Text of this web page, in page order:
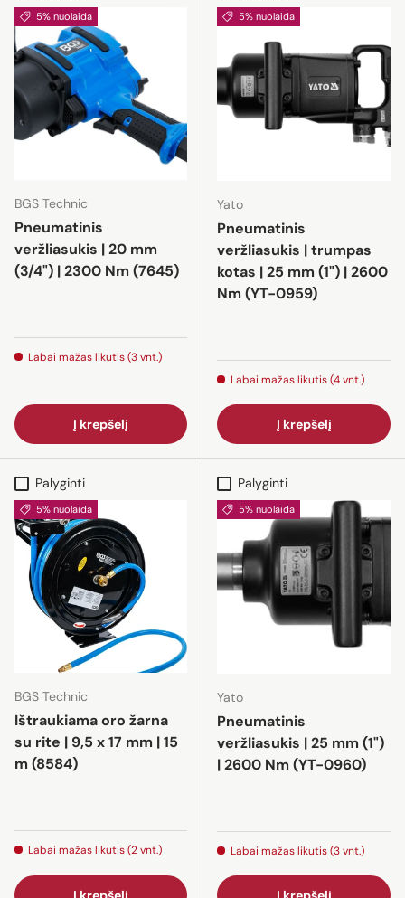
5% nuolaida
BGS Technic
Pneumatinis
veržliasukis | 20 mm
(3/4") | 2300 Nm (7645)
Labai mažas likutis (3 vnt.)
Į krepšelį
5% nuolaida
Yato
Pneumatinis
veržliasukis | trumpas
kotas | 25 mm (1") | 2600
Nm (YT-0959)
Labai mažas likutis (4 vnt.)
Į krepšelį
Palyginti
5% nuolaida
BGS Technic
Ištraukiama oro žarna
su rite | 9,5 x 17 mm | 15
m (8584)
Labai mažas likutis (2 vnt.)
Palyginti
5% nuolaida
Yato
Pneumatinis
veržliasukis | 25 mm (1")
| 2600 Nm (YT-0960)
Labai mažas likutis (3 vnt.)